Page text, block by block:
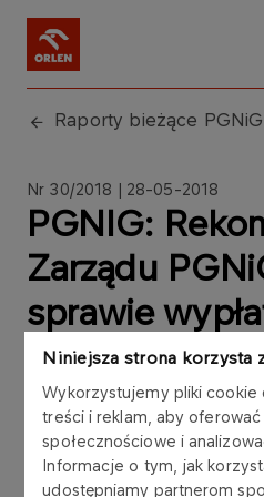
Niniejsza strona korzysta
Wykorzystujemy pliki cookie
treści i reklam, aby
społecznościowe i
Informacje o tym, jak
udostępniamy partnerom
Raporty bieżące PGNiG
Nr 30/2018 | 28-05-2018
PGNIG:
Zarządu
sprawie
dywidendy z
2017 rok